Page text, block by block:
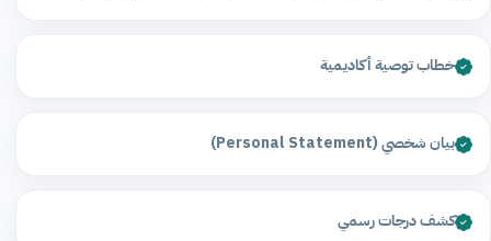
خطاب توصية أكاديمية
بيان شخصي (Personal Statement)
كشف درجات رسمي